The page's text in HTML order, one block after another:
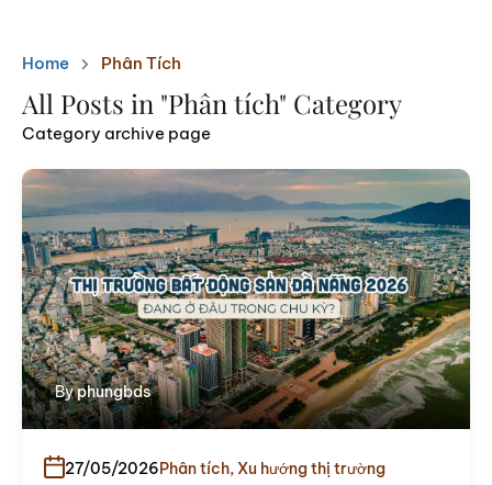
Home Phân Tích
All Posts in "Phân tích" Category
Category archive page
Byphungbds
27/05/2026Phân tích, Xu hướng thị trường